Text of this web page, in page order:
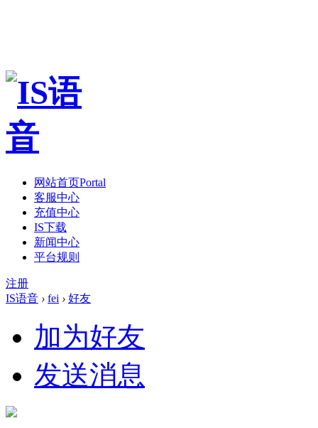
网站首页Portal
客服中心
充值中心
IS下载
新闻中心
平台规则
注册
IS语音 › fei › 好友
加为好友
发送消息